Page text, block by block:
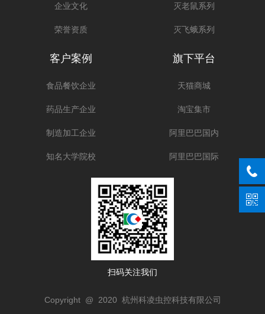
企业文化
荣誉资质
灭老鼠系列
灭飞蛾系列
客户案例
食品餐饮企业
药品生产企业
制造加工企业
知名大学院校
旗下平台
天猫商城
淘宝集市
阿里巴巴国内
阿里巴巴国际
扫码关注我们
Copyright @ 2020 杭州科凌虫控科技有限公司